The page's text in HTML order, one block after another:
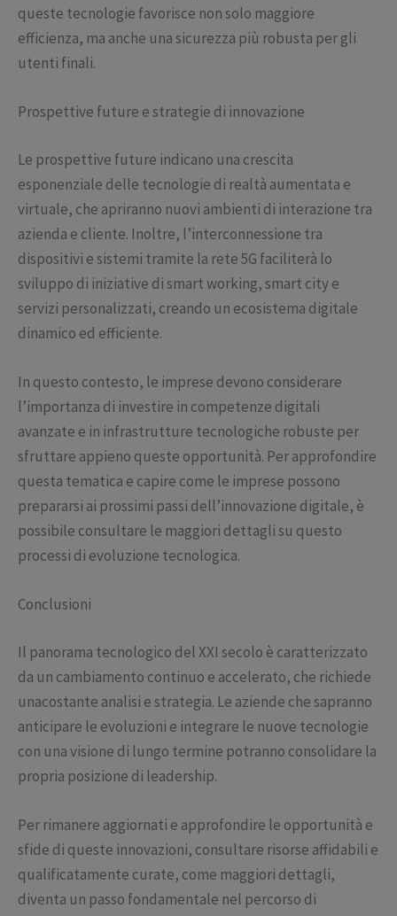
queste tecnologie favorisce non solo maggiore
efficienza, ma anche una sicurezza più robusta per gli
utenti finali.
Prospettive future e strategie di innovazione
Le prospettive future indicano una crescita
esponenziale delle tecnologie di realtà aumentata e
virtuale, che apriranno nuovi ambienti di interazione tra
azienda e cliente. Inoltre, l’interconnessione tra
dispositivi e sistemi tramite la rete 5G faciliterà lo
sviluppo di iniziative di smart working, smart city e
servizi personalizzati, creando un ecosistema digitale
dinamico ed efficiente.
In questo contesto, le imprese devono considerare
l’importanza di investire in competenze digitali
avanzate e in infrastrutture tecnologiche robuste per
sfruttare appieno queste opportunità. Per approfondire
questa tematica e capire come le imprese possono
prepararsi ai prossimi passi dell’innovazione digitale, è
possibile consultare le maggiori dettagli su questo
processi di evoluzione tecnologica.
Conclusioni
Il panorama tecnologico del XXI secolo è caratterizzato
da un cambiamento continuo e accelerato, che richiede
unacostante analisi e strategia. Le aziende che sapranno
anticipare le evoluzioni e integrare le nuove tecnologie
con una visione di lungo termine potranno consolidare la
propria posizione di leadership.
Per rimanere aggiornati e approfondire le opportunità e
sfide di queste innovazioni, consultare risorse affidabili e
qualificatamente curate, come maggiori dettagli,
diventa un passo fondamentale nel percorso di